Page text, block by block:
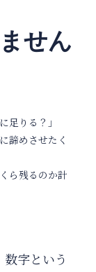
せん
足りる？」
諦めさせたく
ら残るのか計
数字という